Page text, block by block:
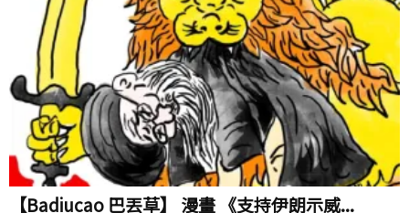
【Badiucao 巴丟草】 漫畫 《支持伊朗示威...